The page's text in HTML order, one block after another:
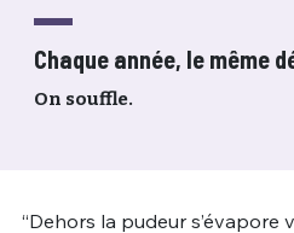
Chaque année, le même
On souffle.
“Dehors la pudeur s’évapore
PASSWORD*
MOT DE PASSE